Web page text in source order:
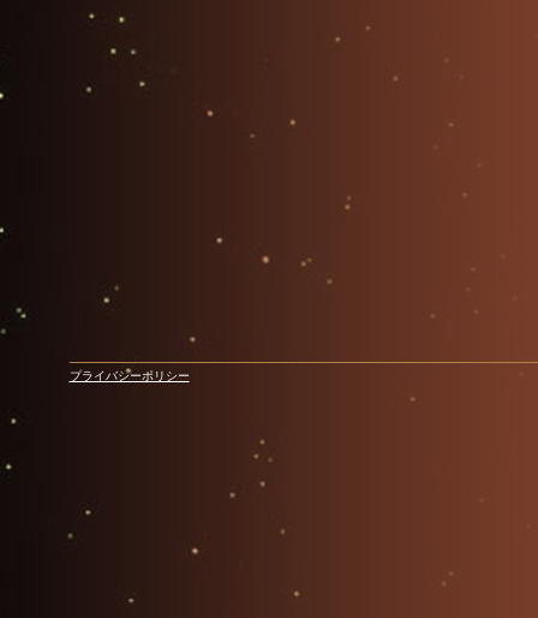
プライバシーポリシー